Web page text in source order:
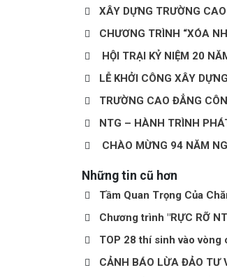
XÂY DỰNG TRƯỜNG
CHƯƠNG TRÌNH “XÓA
HỘI TRẠI KỶ NIỆM 20
LỄ KHỞI CÔNG XÂY
TRƯỜNG CAO ĐẲNG
NTG – HÀNH TRÌNH
CHÀO MỪNG 94 NĂM
Những tin cũ hơn
Tầm Quan Trọng Của
Chương trình "RỰC RỠ
TOP 28 thí sinh vào
CẢNH BÁO LỪA ĐẢO TƯ